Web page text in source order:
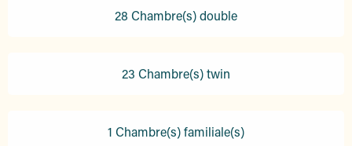
28 Chambre(s) double
23 Chambre(s) twin
1 Chambre(s) familiale(s)